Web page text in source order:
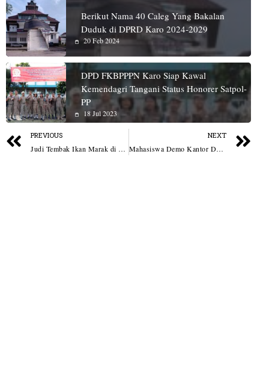
Berikut Nama 40 Caleg Yang Bakalan
Duduk di DPRD Karo 2024-2029
20 Feb 2024
DPD FKBPPPN Karo Siap Kawal
Kemendagri Tangani Status Honorer Satpol-
PP
18 Jul 2023
PREVIOUS
Judi Tembak Ikan Marak di STM Hilir, Masyarakat Resah
NEXT
Mahasiswa Demo Kantor Desa Sei Nahodaris Dengan 8 Tuntutan Aksi